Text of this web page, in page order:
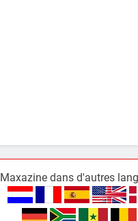
Maxazine dans d'autres